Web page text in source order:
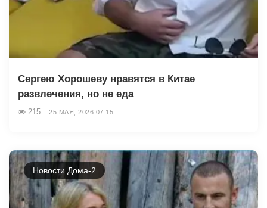
Сергею Хорошеву нравятся в Китае
развлечения, но не еда
215 25 МАЯ, 2026 07:15
Новости Дома-2